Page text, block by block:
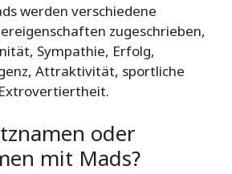
werden verschiedene
zugeschrieben,
Sympathie, Erfolg,
Attraktivität, sportliche
oder
mit Mads?